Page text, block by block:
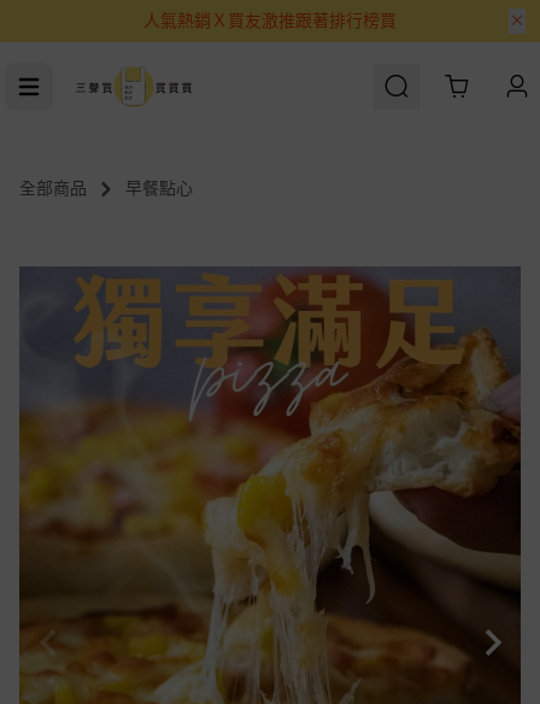
人氣熱銷Ｘ買友激推跟著排行榜買
Cart
全部商品 早餐點心